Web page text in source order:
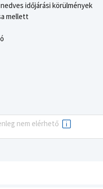
időjárási körülmények
mellett
nem elérhető